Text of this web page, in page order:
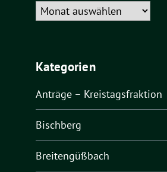
Archiv
Kategorien
Anträge – Kreistagsfraktion
Bischberg
Breitengüßbach